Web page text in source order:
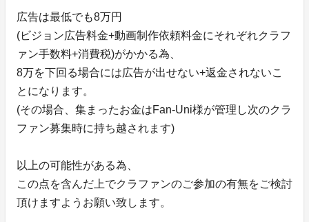
広告は最低でも8万円
(ビジョン広告料金+動画制作依頼料金にそれぞれクラフ
ァン手数料+消費税)がかかる為、
8万を下回る場合には広告が出せない+返金されないこ
とになります。
(その場合、集まったお金はFan-Uni様が管理し次のクラ
ファン募集時に持ち越されます)
以上の可能性がある為、
この点を含んだ上でクラファンのご参加の有無をご検討
頂けますようお願い致します。